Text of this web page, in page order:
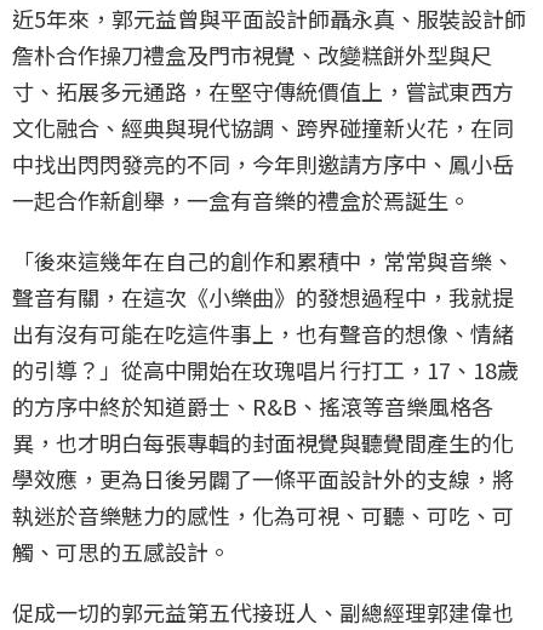
近5年來，郭元益曾與平面設計師聶永真、服裝設計師
詹朴合作操刀禮盒及門市視覺、改變糕餅外型與尺
寸、拓展多元通路，在堅守傳統價值上，嘗試東西方
文化融合、經典與現代協調、跨界碰撞新火花，在同
中找出閃閃發亮的不同，今年則邀請方序中、鳳小岳
一起合作新創舉，一盒有音樂的禮盒於焉誕生。
「後來這幾年在自己的創作和累積中，常常與音樂、
聲音有關，在這次《小樂曲》的發想過程中，我就提
出有沒有可能在吃這件事上，也有聲音的想像、情緒
的引導？」從高中開始在玫瑰唱片行打工，17、18歲
的方序中終於知道爵士、R&B、搖滾等音樂風格各
異，也才明白每張專輯的封面視覺與聽覺間產生的化
學效應，更為日後另闢了一條平面設計外的支線，將
執迷於音樂魅力的感性，化為可視、可聽、可吃、可
觸、可思的五感設計。
促成一切的郭元益第五代接班人、副總經理郭建偉也